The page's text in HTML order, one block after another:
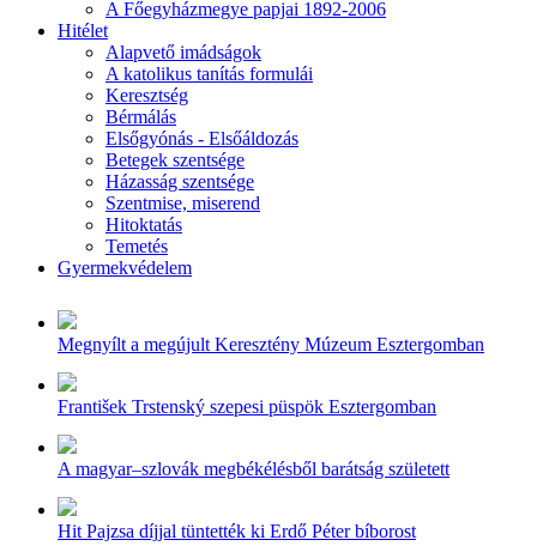
A Főegyházmegye papjai 1892-2006
Hitélet
Alapvető imádságok
A katolikus tanítás formulái
Keresztség
Bérmálás
Elsőgyónás - Elsőáldozás
Betegek szentsége
Házasság szentsége
Szentmise, miserend
Hitoktatás
Temetés
Gyermekvédelem
Megnyílt a megújult Keresztény Múzeum Esztergomban
František Trstenský szepesi püspök Esztergomban
A magyar–szlovák megbékélésből barátság született
Hit Pajzsa díjjal tüntették ki Erdő Péter bíborost